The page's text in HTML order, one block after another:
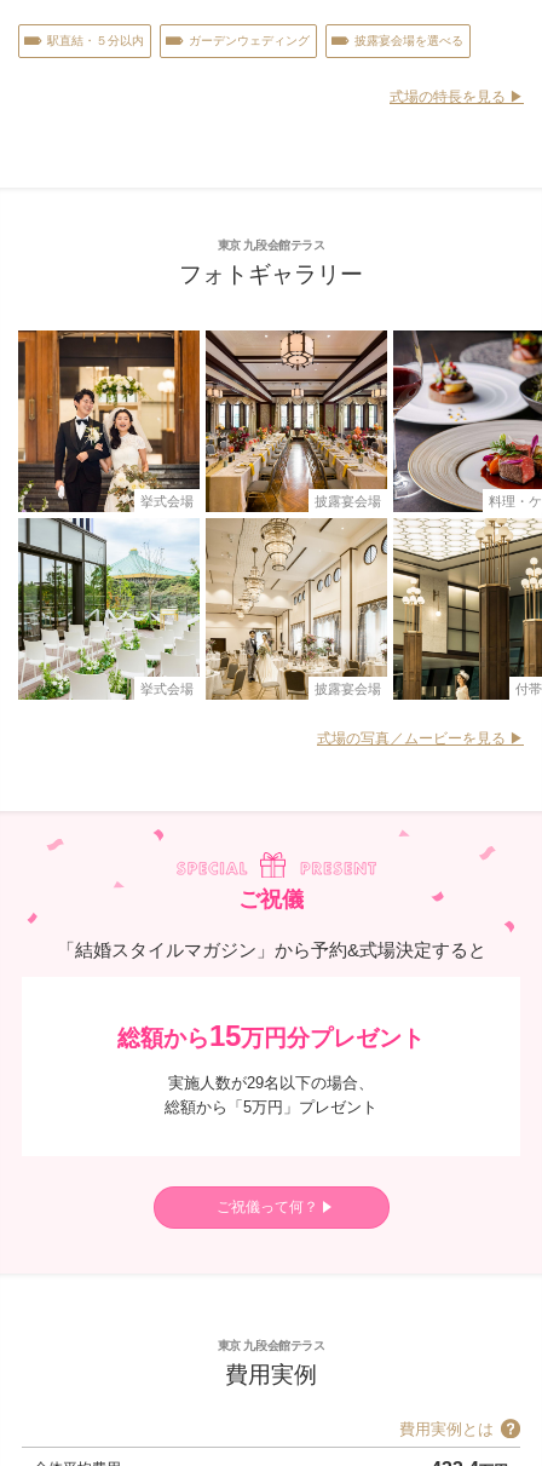
駅直結・５分以内 ガーデンウェディング 披露宴会場を選べる
式場の特長を見る ▶︎
東京 九段会館テラス
フォトギャラリー
挙式会場
挙式会場
披露宴会場
披露宴会場
料理・
付
式場の写真／ムービーを見る ▶︎
ご祝儀
「結婚スタイルマガジン」から予約&式場決定すると
総額から15万円分プレゼント
実施人数が29名以下の場合、
総額から「5万円」プレゼント
ご祝儀って何？
東京 九段会館テラス
費用実例
費用実例とは